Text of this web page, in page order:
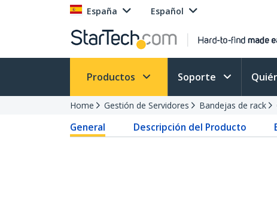
España Español
Productos Soporte
Home Gestión de Servidores Bandejas de rack
General Descripción del Producto